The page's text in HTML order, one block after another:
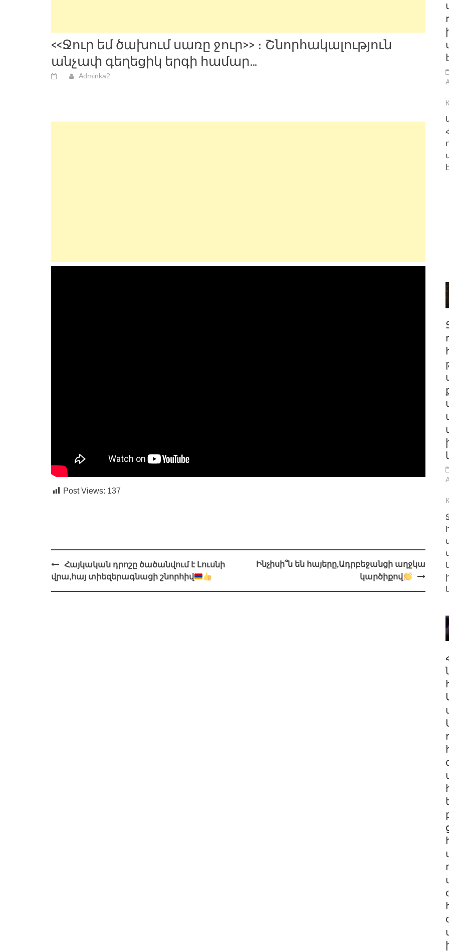
<<Ջուր եմ ծախում սառը ջուր>> ։ Շնորհակալություն
անչափ գեղեցիկ երգի համար…
Adminka2
Post Views: 137
Навигация
Հայկական դրոշը ծածանվում է Լուսնի
վրա,հայ տիեզերագնացի շնորհիվ
Ինչիսի՞ն են հայերը,Ադրբեջանցի աղջկա
կարծիքով